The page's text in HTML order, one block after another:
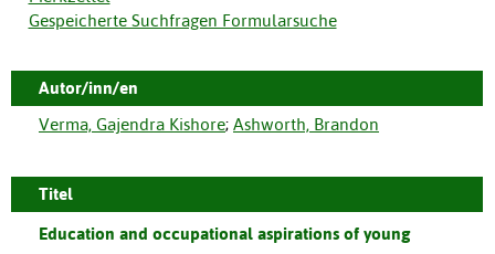
Gespeicherte Suchfragen Formularsuche
Autor/inn/en
Verma, Gajendra Kishore; Ashworth, Brandon
Titel
Education and occupational aspirations of young